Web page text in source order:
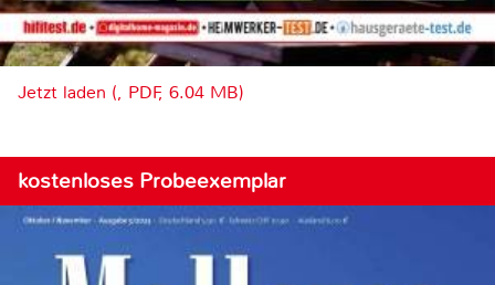
Jetzt laden (, PDF, 6.04 MB)
kostenloses Probeexemplar